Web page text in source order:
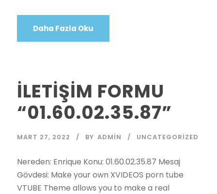
Daha Fazla Oku
İLETİŞİM FORMU
“01.60.02.35.87”
MART 27, 2022 BY ADMIN UNCATEGORIZED
Nereden: Enrique Konu: 01.60.02.35.87 Mesaj
Gövdesi: Make your own XVIDEOS porn tube
VTUBE Theme allows you to make a real